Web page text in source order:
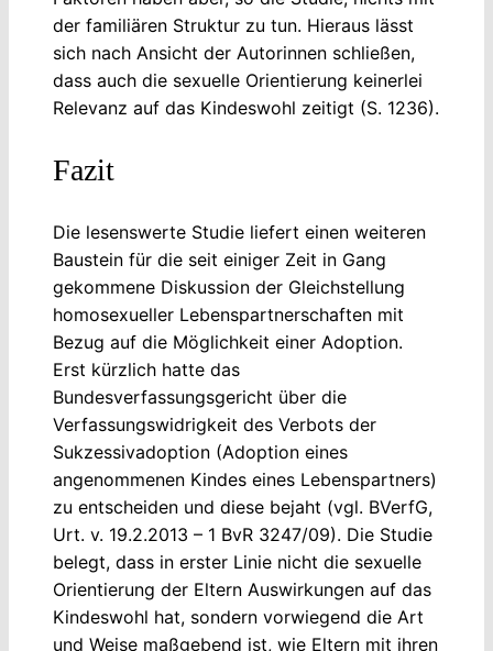
der familiären Struktur zu tun. Hieraus lässt
sich nach Ansicht der Autorinnen schließen,
dass auch die sexuelle Orientierung keinerlei
Relevanz auf das Kindeswohl zeitigt (S. 1236).
Fazit
Die lesenswerte Studie liefert einen weiteren
Baustein für die seit einiger Zeit in Gang
gekommene Diskussion der Gleichstellung
homosexueller Lebenspartnerschaften mit
Bezug auf die Möglichkeit einer Adoption.
Erst kürzlich hatte das
Bundesverfassungsgericht über die
Verfassungswidrigkeit des Verbots der
Sukzessivadoption (Adoption eines
angenommenen Kindes eines Lebenspartners)
zu entscheiden und diese bejaht (vgl. BVerfG,
Urt. v. 19.2.2013 – 1 BvR 3247/09). Die Studie
belegt, dass in erster Linie nicht die sexuelle
Orientierung der Eltern Auswirkungen auf das
Kindeswohl hat, sondern vorwiegend die Art
und Weise maßgebend ist, wie Eltern mit ihren